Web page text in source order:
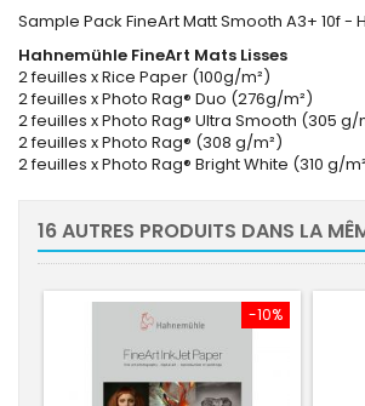
Sample Pack FineArt Matt Smooth A3+ 10f -
Hahnemühle FineArt Mats Lisses
2 feuilles x Rice Paper (100g/m²)
2 feuilles x Photo Rag® Duo (276g/m²)
2 feuilles x Photo Rag® Ultra Smooth (305 g/
2 feuilles x Photo Rag® (308 g/m²)
2 feuilles x Photo Rag® Bright White (310 g/
16 AUTRES PRODUITS DANS LA
-10%